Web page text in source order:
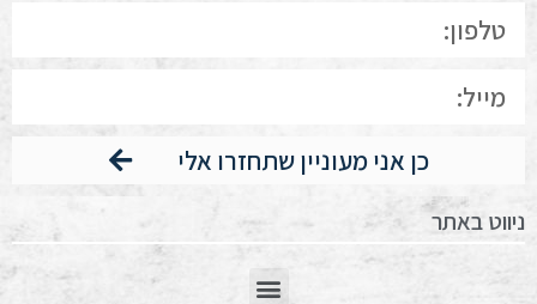
כן אני מעוניין שתחזרו אלי
ניווט באתר